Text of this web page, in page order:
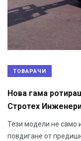
ТОВАРАЧИ
Нова гама
Стротех
Тези модели не само
повдигане от